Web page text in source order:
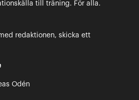
till träning. För alla.
redaktionen, skicka ett
Odén